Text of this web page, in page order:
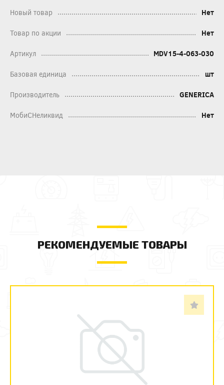
Новый товар Нет
Товар по акции Нет
Артикул MDV15-4-063-030
Базовая единица шт
Производитель GENERICA
МобиСНеликвид Нет
РЕКОМЕНДУЕМЫЕ ТОВАРЫ